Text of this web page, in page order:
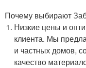
Почему выбирают
Низкие цены и
клиента. Мы
и частных домов,
качество